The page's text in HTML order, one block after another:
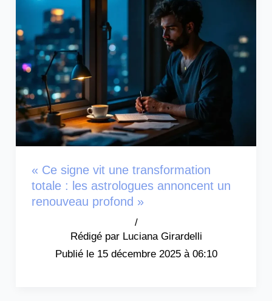
« Ce signe vit une transformation
totale : les astrologues annoncent un
renouveau profond »
Luciana Girardelli
/
15 décembre 2025 à 06:10